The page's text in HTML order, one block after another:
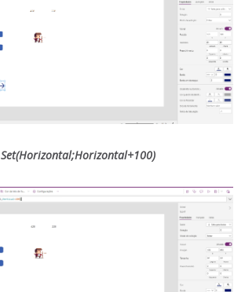
Set(Horizontal;Horizontal+100)